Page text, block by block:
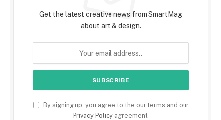
Get the latest creative news from SmartMag
about art & design.
By signing up, you agree to the our terms and our
Privacy Policyagreement.